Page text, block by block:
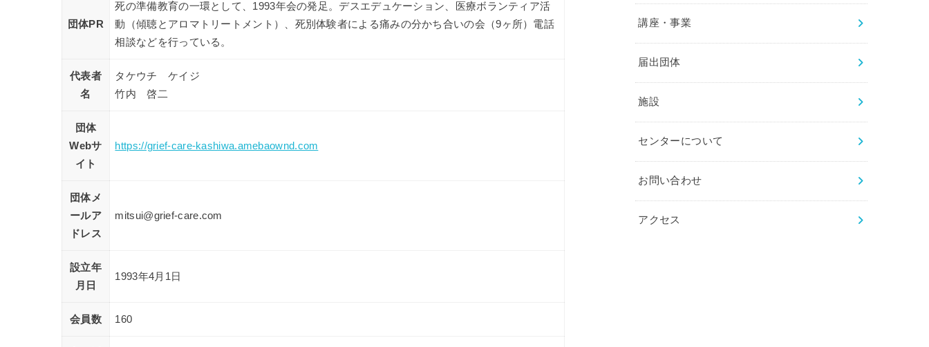
団体PR
死の準備教育の一環として、1993年会の発足。デスエデュケーション、医療ボランティア活
動（傾聴とアロマトリートメント）、死別体験者による痛みの分かち合いの会（9ヶ所）電話
相談などを行っている。
代表者
名
タケウチ ケイジ
竹内 啓二
団体
Webサ
イト
https://grief-care-kashiwa.amebaownd.com
団体メ
ールア
ドレス
mitsui@grief-care.com
設立年
月日
1993年4月1日
会員数 160
講座・事業
届出団体
施設
センターについて
お問い合わせ
アクセス